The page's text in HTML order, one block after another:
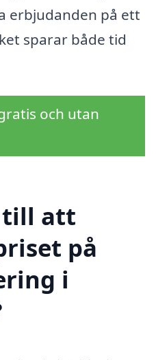
erbjudanden på ett
sparar både tid
och utan
till att
på
i